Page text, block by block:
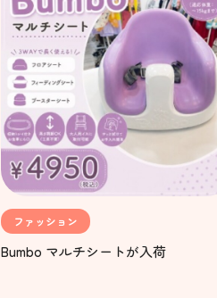
ファッション
Bumbo マルチシートが入荷